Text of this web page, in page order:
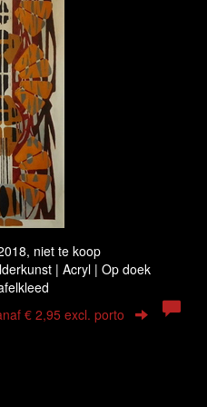
niet te koop
| Acryl | Op doek
€ 2,95 excl. porto